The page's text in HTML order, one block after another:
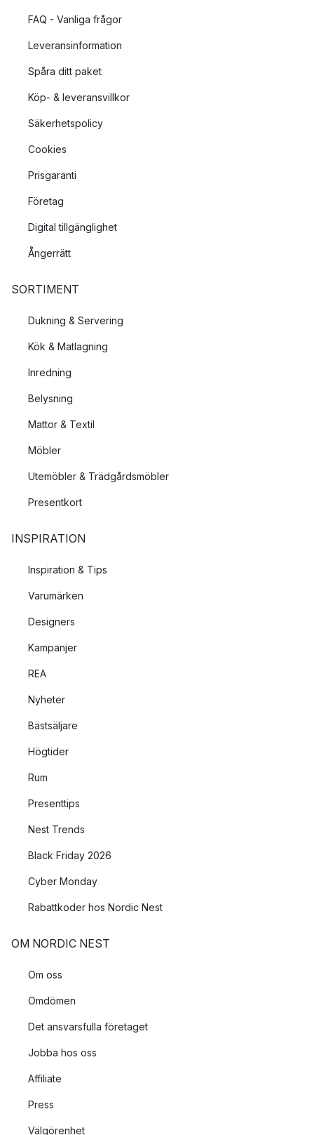
FAQ - Vanliga frågor
Leveransinformation
Spåra ditt paket
Köp- & leveransvillkor
Säkerhetspolicy
Cookies
Prisgaranti
Företag
Digital tillgänglighet
Ångerrätt
SORTIMENT
Dukning & Servering
Kök & Matlagning
Inredning
Belysning
Mattor & Textil
Möbler
Utemöbler & Trädgårdsmöbler
Presentkort
INSPIRATION
Inspiration & Tips
Varumärken
Designers
Kampanjer
REA
Nyheter
Bästsäljare
Högtider
Rum
Presenttips
Nest Trends
Black Friday 2026
Cyber Monday
Rabattkoder hos Nordic Nest
OM NORDIC NEST
Om oss
Omdömen
Det ansvarsfulla företaget
Jobba hos oss
Affiliate
Press
Välgörenhet